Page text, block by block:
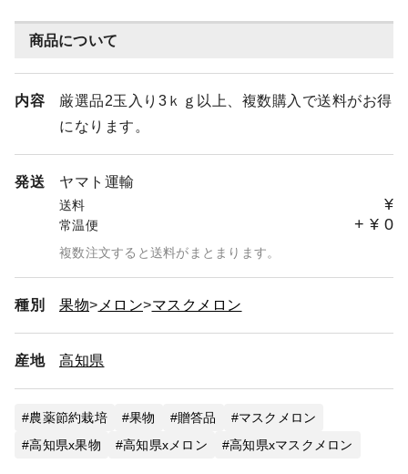
商品について
内容
厳選品2玉入り3ｋｇ以上、複数購入で送料がお得
になります。
発送 ヤマト運輸
送料 ¥
常温便 + ¥ 0
複数注文すると送料がまとまります。
種別 果物 メロン マスクメロン
産地 高知県
農薬節約栽培 果物 贈答品
マスクメロン
高知県x果物
高知県xメロン 高知県xマスクメロン